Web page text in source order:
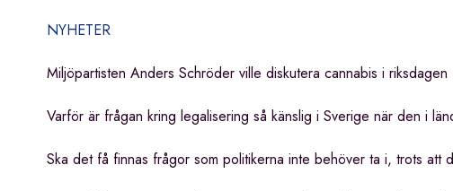
NYHETER
Miljöpartisten Anders Schröder ville diskutera cannabis i
Varför är frågan kring legalisering så känslig i Sverige när den i
Ska det få finnas frågor som politikerna inte behöver ta i, trots att